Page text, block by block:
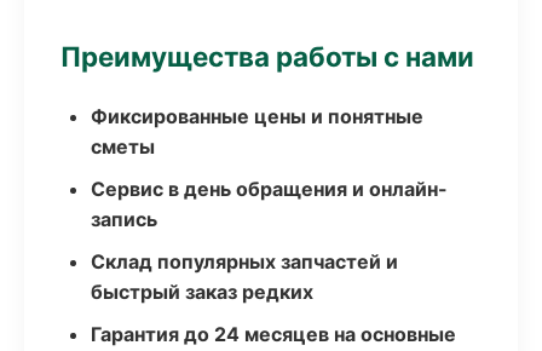
Преимущества работы с нами
Фиксированные цены и понятные
сметы
Сервис в день обращения и онлайн-
запись
Склад популярных запчастей и
быстрый заказ редких
Гарантия до 24 месяцев на основные